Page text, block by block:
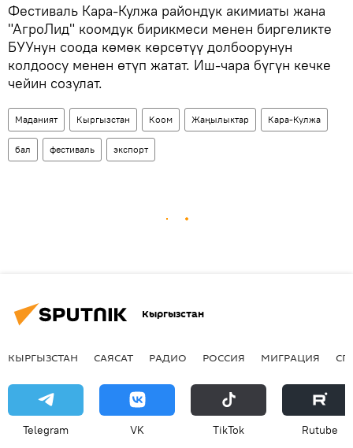
Фестиваль Кара-Кулжа райондук акимиаты жана
"АгроЛид" коомдук бирикмеси менен биргеликте
БУУнун соода көмөк көрсөтүү долбоорунун
колдоосу менен өтүп жатат. Иш-чара бүгүн кечке
чейин созулат.
Маданият Кыргызстан Коом Жаңылыктар Кара-Кулжа
бал фестиваль экспорт
Кыргызстан
КЫРГЫЗСТАН САЯСАТ РАДИО РОССИЯ МИГРАЦИЯ
Telegram VK ТikТоk Rutube